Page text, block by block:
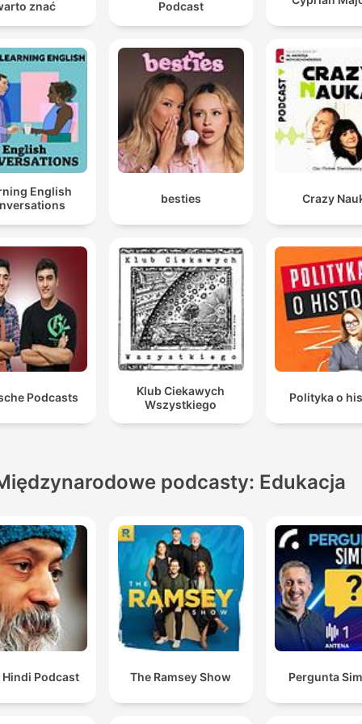
znać
Podcast
English
besties Crazy
Podcasts
Klub Ciekawych
Wszystkiego
Polityka o
podcasty: Edukacja
Hindi Podcast The Ramsey Show Pergunta